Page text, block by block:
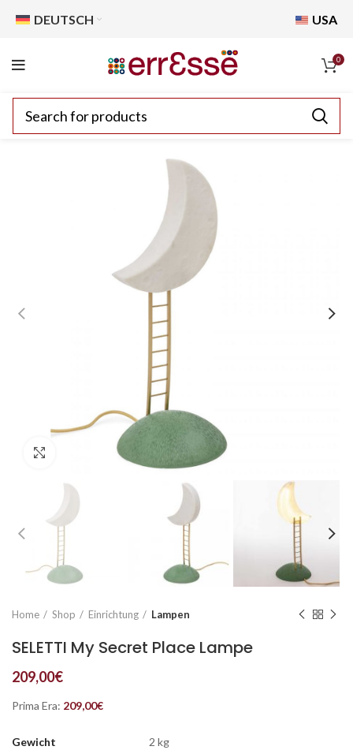
DEUTSCH USA
0
Click to enlarge
Home Shop Einrichtung Lampen
SELETTI My Secret Place Lampe
209,00€
Prima Era: 209,00€
Gewicht
2 kg